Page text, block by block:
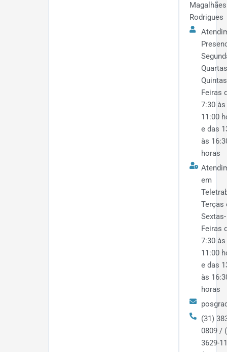
Magalhães
Rodrigues
Feiras
7:30 às
11:00
e das
às
horas
em
Terças
Sextas-
Feiras
7:30 às
11:00
e das
às
horas
(31)
0809 /
3629-